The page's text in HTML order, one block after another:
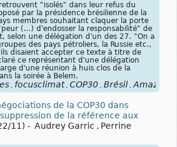
"isolés" dans leur refus du
par la présidence brésilienne de la
membres souhaitant claquer la porte
(...) d'endosser la responsabilité" de
selon une délégation d'un des 27. "On a
des pays pétroliers, la Russie etc.,
disaient accepter ce texte à titre de
ce représentant d'une délégation
d'une réunion à huis clos de la
la soirée à Belem.
focusclimat COP30 Brésil Amazonie
de la COP30 dans
suppression de la référence aux
11) - Audrey Garric , Perrine